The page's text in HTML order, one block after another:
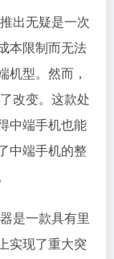
出无疑是一次
本限制而无法
机型。然而，
改变。这款处
中端手机也能
中端手机的整
是一款具有里
实现了重大突